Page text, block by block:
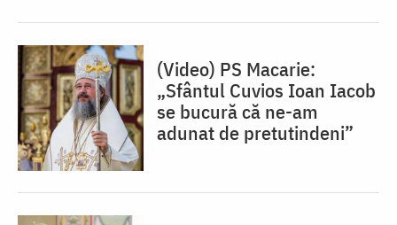
(Video) PS Macarie:
„Sfântul Cuvios Ioan Iacob
se bucură că ne-am
adunat de pretutindeni”